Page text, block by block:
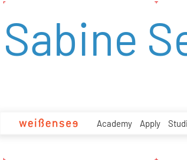
zum
Academy Apply
Sabine